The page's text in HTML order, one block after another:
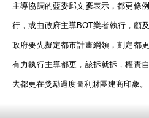
主導協調的藍委邱文彥表示，都更條
行，或由政府主導BOT業者執行，顧
政府要先擬定都市計畫綱領，劃定都
有力執行主導都更，該拆就拆，權責
去都更在獎勵過度圖利財團建商印象。